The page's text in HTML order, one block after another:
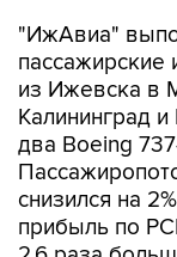
"ИжАвиа"
пассажирские
из Ижевска в
Калининград
два Boeing
снизился на
прибыль по